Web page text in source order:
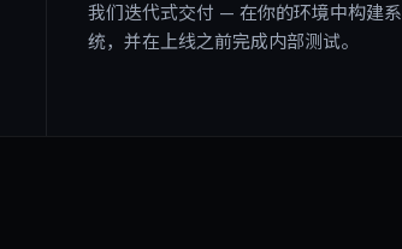
我们迭代式交付 — 在你的环境中构建系
统，并在上线之前完成内部测试。